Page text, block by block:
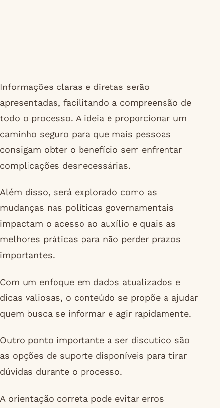
Informações claras e diretas serão
apresentadas, facilitando a compreensão de
todo o processo. A ideia é proporcionar um
caminho seguro para que mais pessoas
consigam obter o benefício sem enfrentar
complicações desnecessárias.
Além disso, será explorado como as
mudanças nas políticas governamentais
impactam o acesso ao auxílio e quais as
melhores práticas para não perder prazos
importantes.
Com um enfoque em dados atualizados e
dicas valiosas, o conteúdo se propõe a ajudar
quem busca se informar e agir rapidamente.
Outro ponto importante a ser discutido são
as opções de suporte disponíveis para tirar
dúvidas durante o processo.
A orientação correta pode evitar erros